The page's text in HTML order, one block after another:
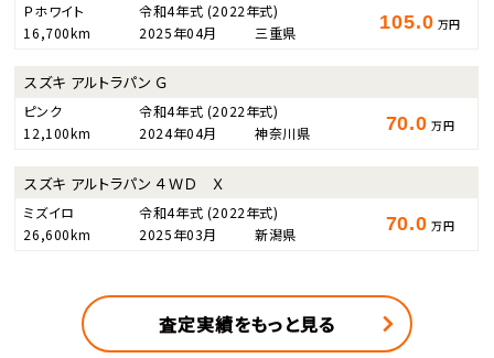
Ｐホワイト 令和4年式 (2022年式)
16,700km
2025年04月 三重県 105.0 万円
スズキ アルトラパン Ｇ
ピンク 令和4年式 (2022年式)
12,100km
2024年04月 神奈川県 70.0 万円
スズキ アルトラパン ４ＷＤ Ｘ
ミズイロ 令和4年式 (2022年式)
26,600km
2025年03月 新潟県 70.0 万円
査定実績をもっと見る